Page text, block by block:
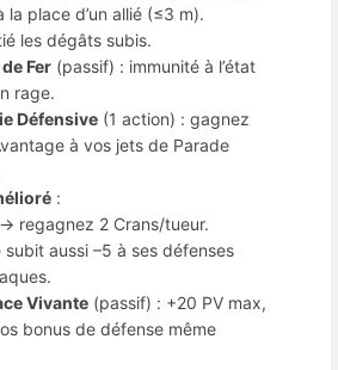
place d’un allié (≤3 m).
les dégâts subis.
Fer (passif) : immunité à l’état
rage.
Défensive (1 action) : gagnez
à vos jets de Parade
:
regagnez 2 Crans/tueur.
aussi –5 à ses défenses
Vivante (passif) : +20 PV max,
bonus de défense même